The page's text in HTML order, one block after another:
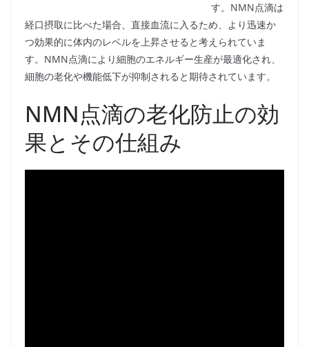
す。NMN点滴は
経口摂取に比べた場合、直接血流に入るため、より迅速か
つ効果的に体内のレベルを上昇させると考えられていま
す。NMN点滴により細胞のエネルギー生産が最適化され、
細胞の老化や機能低下が抑制されると期待されています。
NMN点滴の老化防止の効
果とその仕組み